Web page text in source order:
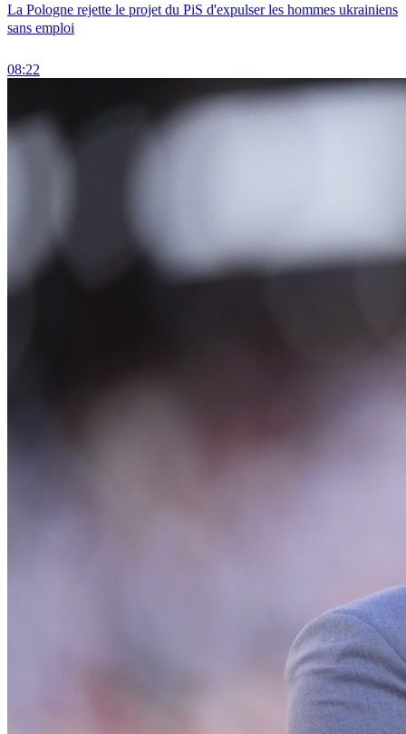
La Pologne rejette le projet du PiS d'expulser les hommes ukrainiens
sans emploi
08:22